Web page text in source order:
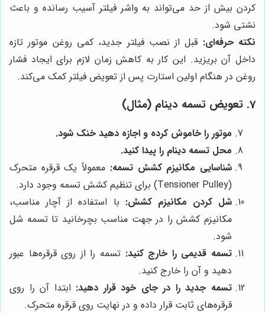
کردن بیش از حد می‌تواند به واشر فیلتر آسیب رسانده و باعث
نشتی شود.
نکته حرفه‌ای: قبل از نصب فیلتر جدید، کمی روغن موتور تازه
داخل آن بریزید. این کار به کاهش زمان لازم برای ایجاد فشار
روغن در هنگام اولین استارت پس از تعویض فیلتر کمک می‌کند.
7. تعویض تسمه دینام (مثال)
موتور را خاموش کرده و اجازه دهید خنک شود.
محل تسمه دینام را پیدا کنید.
شناسایی مکانیزم کشش تسمه: معمولاً یک قرقره متحرک
(Tensioner Pulley) برای تنظیم کشش تسمه وجود دارد.
شل کردن مکانیزم کشش: با استفاده از آچار مناسب،
مکانیزم کشش را در جهت مناسب بچرخانید تا تسمه شل
شود.
تسمه قدیمی را خارج کنید: تسمه را از روی قرقره‌ها عبور
دهید و آن را خارج کنید.
تسمه جدید را در جای خود قرار دهید: ابتدا آن را روی
قرقره‌های ثابت قرار داده و در نهایت روی قرقره متحرک.